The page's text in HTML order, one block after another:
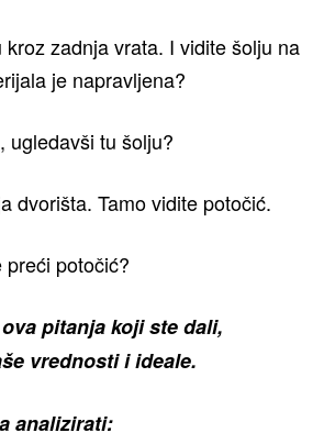
zadnja vrata. I vidite šolju na
je napravljena?
ugledavši tu šolju?
dvorišta. Tamo vidite potočić.
potočić?
pitanja koji ste dali,
vrednosti i ideale.
analizirati: